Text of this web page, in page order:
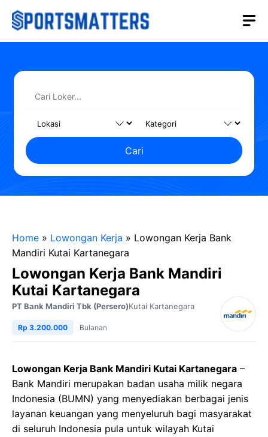
Langsung
Cari
Home » Lowongan Kerja » Lowongan Kerja Bank
Mandiri Kutai Kartanegara
Lowongan Kerja Bank Mandiri
Kutai Kartanegara
PT Bank Mandiri Tbk (Persero)Kutai Kartanegara
Rp 3.200.000 Bulanan
Lowongan Kerja Bank Mandiri Kutai Kartanegara –
Bank Mandiri merupakan badan usaha milik negara
Indonesia (BUMN) yang menyediakan berbagai jenis
layanan keuangan yang menyeluruh bagi masyarakat
di seluruh Indonesia pula untuk wilayah Kutai